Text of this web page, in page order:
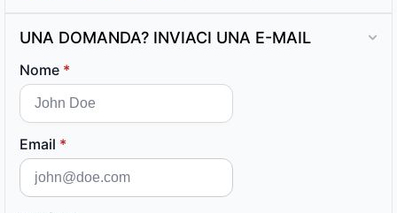
UNA DOMANDA? INVIACI UNA E-MAIL
Nome *
Email *